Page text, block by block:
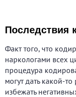
Последствия
Факт того, что
наркологами всех
процедура
могут дать какой-то
избежать